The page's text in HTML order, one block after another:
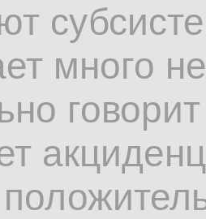
много